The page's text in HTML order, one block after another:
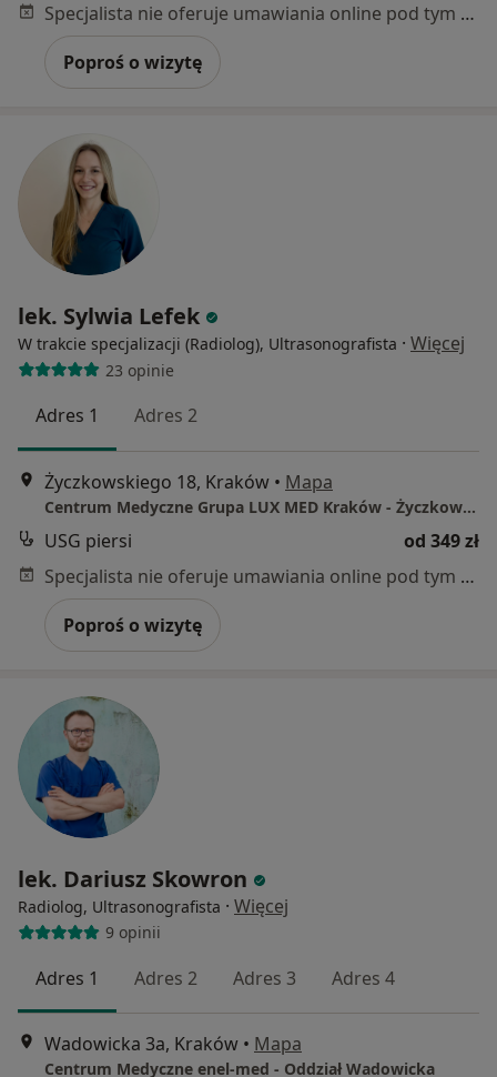
Specjalista nie oferuje umawiania online pod tym adresem.
Poproś o wizytę
lek. Sylwia Lefek
W trakcie specjalizacji (Radiolog), Ultrasonografista · Więcej
23 opinie
Adres 1 Adres 2
Życzkowskiego 18, Kraków • Mapa
Centrum Medyczne Grupa LUX MED Kraków - Życzkowskiego 18
USG piersi
od 349 zł
Specjalista nie oferuje umawiania online pod tym adresem.
Poproś o wizytę
lek. Dariusz Skowron
Radiolog, Ultrasonografista · Więcej
9 opinii
Adres 1 Adres 2 Adres 3 Adres 4
Wadowicka 3a, Kraków • Mapa
Centrum Medyczne enel-med - Oddział Wadowicka